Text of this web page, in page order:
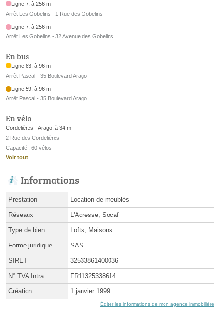
Ligne 7, à 256 m
Arrêt Les Gobelins - 1 Rue des Gobelins
Ligne 7, à 256 m
Arrêt Les Gobelins - 32 Avenue des Gobelins
En bus
Ligne 83, à 96 m
Arrêt Pascal - 35 Boulevard Arago
Ligne 59, à 96 m
Arrêt Pascal - 35 Boulevard Arago
En vélo
Cordelières - Arago, à 34 m
2 Rue des Cordelières
Capacité : 60 vélos
Voir tout
Informations
Prestation Location de meublés
Réseaux L'Adresse, Socaf
Type de bien Lofts, Maisons
Forme juridique SAS
SIRET 32533861400036
N° TVA Intra. FR11325338614
Création 1 janvier 1999
Éditer les informations de mon agence immobilière